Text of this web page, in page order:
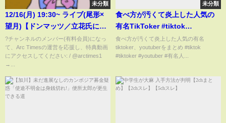
未分類
12/16(月) 19:30~ ライブ(尾形×
望月)【ドンマッツ／立花氏に県
警が聴取要請／斎藤知事への告
発受理／三菱UFJが貸金庫窃盗で
陳謝／兵庫知事選で県警に動き
?チャンネルのメンバー(有料会員)になっ
て、Arc Timesの運営を応援し、特典動画
にアクセスしてください: / @arctimes1
→...
未分類
食べ方が汚くて炎上した人気の
有名TikToker #tiktok
#youtuber #炎上
食べ方が汚くて炎上した人気の有名
tiktoker、youtuberをまとめ #tiktok
#tiktoker #youtuber #有名人...